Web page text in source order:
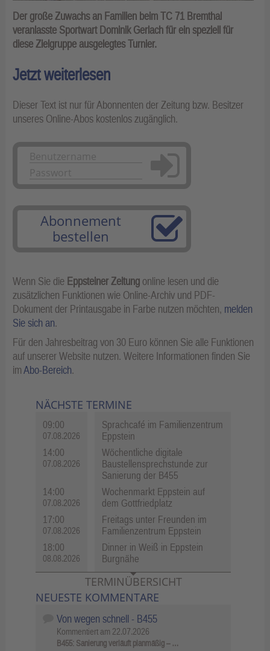
Der große Zuwachs an Familien beim TC 71 Brem­thal
veranlasste Sportwart Dominik Gerlach für ein speziell für
diese Zielgruppe ausgelegtes Turnier.
Jetzt weiterlesen
Dieser Text ist nur für Abonnenten der Zeitung bzw. Besitzer
unseres Online-Abos kostenlos zugänglich.
Anmelden
Abonnement
bestellen
Wenn Sie die Eppsteiner Zeitung online lesen und die
zusätzlichen Funktionen wie Online-Archiv und PDF-
Dokument der Printausgabe in Farbe nutzen möchten, melden
Sie sich an.
Für den Jahresbeitrag von 30 Euro können Sie alle Funktionen
auf unserer Website nutzen. Weitere Informationen finden Sie
imAbo-Bereich.
NÄCHSTE TERMINE
09:00
07.08.2026
Sprachcafé im Familienzentrum
Eppstein
14:00
07.08.2026
Wöchentliche digitale
Baustellensprechstunde zur
Sanierung der B455
14:00
07.08.2026
Wochenmarkt Eppstein auf
dem Gottfriedplatz
17:00
07.08.2026
Freitags unter Freunden im
Familienzentrum Eppstein
18:00
08.08.2026
Dinner in Weiß in Eppstein
Burgnähe
TERMINÜBERSICHT
NEUESTE KOMMENTARE
Von wegen schnell - B455
Kommentiert am 22.07.2026
B455: Sanierung verläuft planmäßig – …